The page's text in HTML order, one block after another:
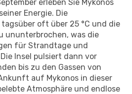
erleben Sie Mykonos
Energie. Die
oft über 25 °C und die
ununterbrochen, was die
für Strandtage und
Insel pulsiert dann vor
bis zu den Gassen von
auf Mykonos in dieser
Atmosphäre und endlose